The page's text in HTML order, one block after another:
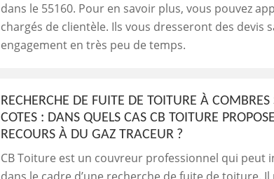
dans le 55160. Pour en savoir plus, vous pouvez
chargés de clientèle. Ils vous dresseront des devis
engagement en très peu de temps.
RECHERCHE DE FUITE DE TOITURE À COMBRES
COTES : DANS QUELS CAS CB TOITURE
RECOURS À DU GAZ TRACEUR ?
CB Toiture est un couvreur professionnel qui peut